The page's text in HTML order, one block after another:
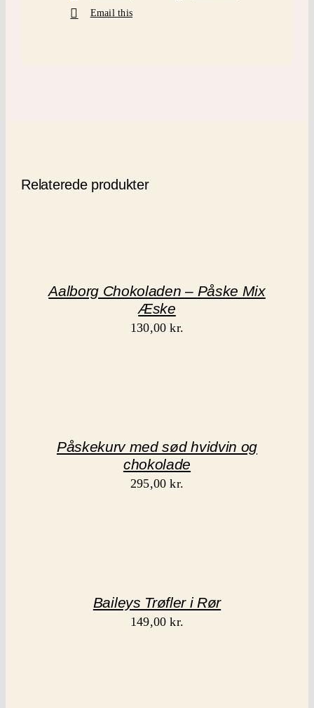
Email this
Relaterede produkter
Aalborg Chokoladen – Påske Mix
Æske
130,00kr.
Påskekurv med sød hvidvin og
chokolade
295,00kr.
Baileys Trøfler i Rør
149,00kr.